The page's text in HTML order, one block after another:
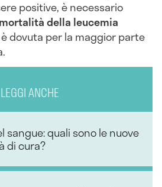
positive, è necessario
mortalità della leucemia
è dovuta per la maggior parte
LEGGI ANCHE
sangue: quali sono le nuove
di cura?